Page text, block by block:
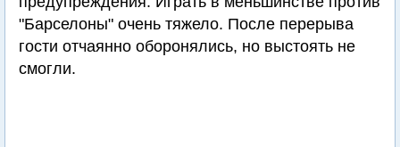
"Барселоны" очень тяжело. После перерыва
гости отчаянно оборонялись, но выстоять не
смогли.